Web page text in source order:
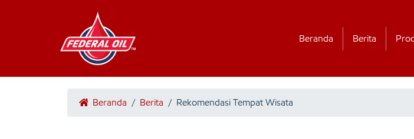
Beranda Berita
Beranda / Berita / Rekomendasi Tempat Wisata